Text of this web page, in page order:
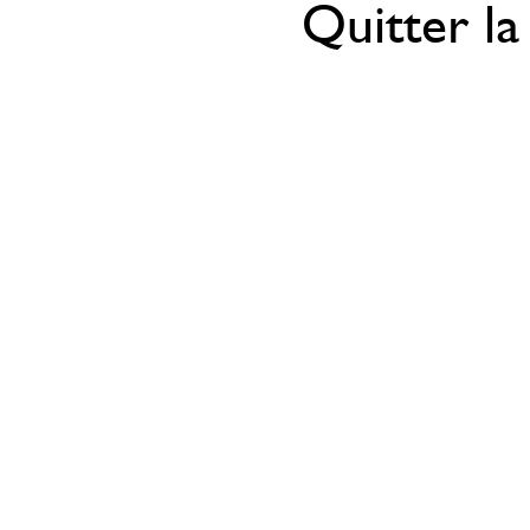
Quitter la